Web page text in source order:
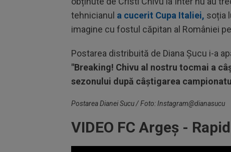
tehnicianul a cucerit Cupa Italiei, soția
imagine cu fostul căpitan al României
Postarea distribuită de Diana Șucu i-a
"Breaking! Chivu al nostru tocmai a
sezonului după câștigarea
Postarea Dianei Sucu / Foto: Instagram@dianasucu
VIDEO FC Argeș -